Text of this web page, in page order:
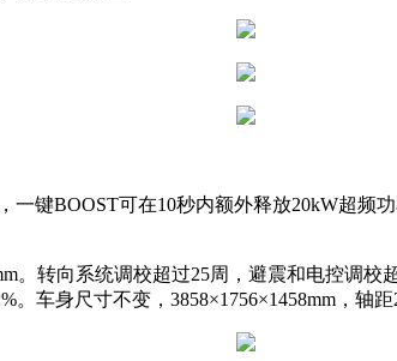
键BOOST可在10秒内额外释放20kW超频
。转向系统调校超过25周，避震和电控调
。车身尺寸不变，3858×1756×1458mm，轴